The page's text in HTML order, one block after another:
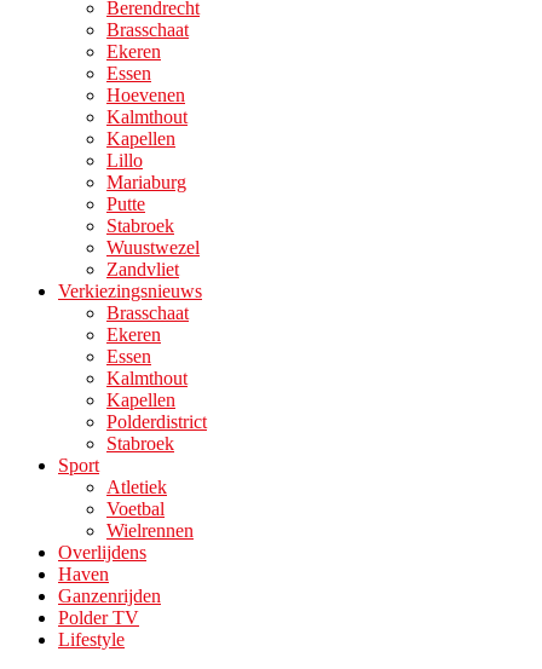
Berendrecht
Brasschaat
Ekeren
Essen
Hoevenen
Kalmthout
Kapellen
Lillo
Mariaburg
Putte
Stabroek
Wuustwezel
Zandvliet
Verkiezingsnieuws
Brasschaat
Ekeren
Essen
Kalmthout
Kapellen
Polderdistrict
Stabroek
Sport
Atletiek
Voetbal
Wielrennen
Overlijdens
Haven
Ganzenrijden
Polder TV
Lifestyle